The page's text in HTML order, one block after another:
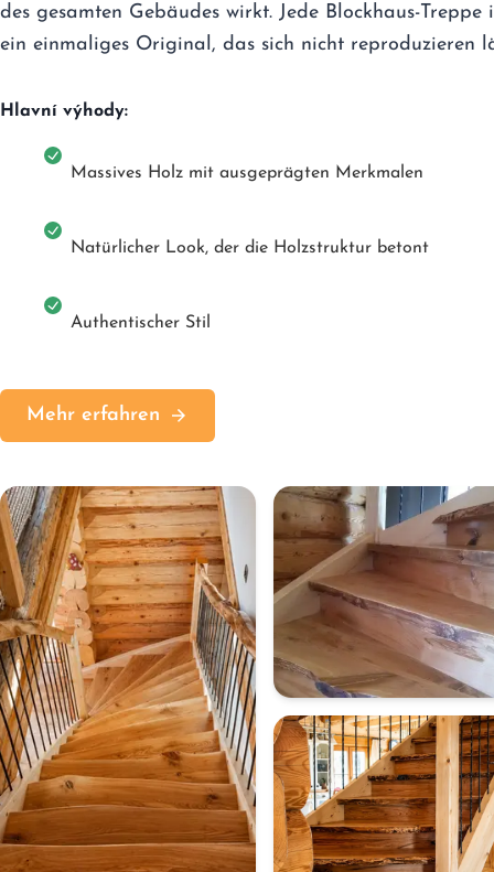
des gesamten Gebäudes wirkt. Jede Blockhaus-Treppe
ein einmaliges Original, das sich nicht reproduzieren
Hlavní výhody:
Massives Holz mit ausgeprägten Merkmalen
Natürlicher Look, der die Holzstruktur betont
Authentischer Stil
Mehr erfahren